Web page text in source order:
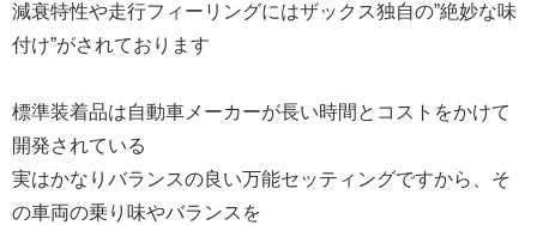
減衰特性や走行フィーリングにはザックス独自の”絶妙な味
付け”がされております
標準装着品は自動車メーカーが長い時間とコストをかけて
開発されている
実はかなりバランスの良い万能セッティングですから、そ
の車両の乗り味やバランスを